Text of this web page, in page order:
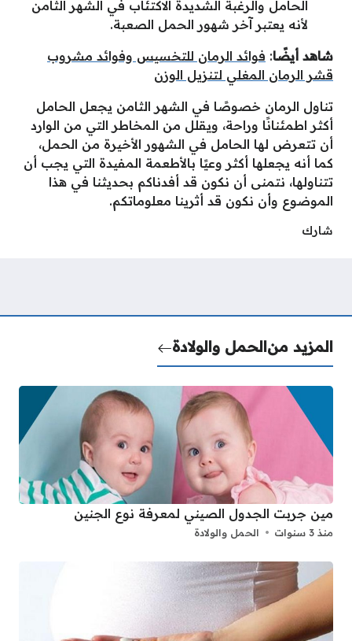
الحامل والرغبة الشديدة الاكتئاب في الشهر الثامن
لأنه يعتبر آخر شهور الحمل الصعبة.
شاهد أيضًا: فوائد الرمان للتخسيس وفوائد مشروب
قشر الرمان المغلي لتنزيل الوزن
تناول الرمان خصوصًا في الشهر الثامن يجعل الحامل
أكثر اطمئنانًا وراحة، ويقلل من المخاطر التي من الوارد
أن تتعرض لها الحامل في الشهور الأخيرة من الحمل،
كما أنه يجعلها أكثر وعيًا بالأطعمة المفيدة التي يجب أن
تتناولها، نتمنى أن نكون قد أفدناكم بحديثنا في هذا
الموضوع وأن نكون قد أثرينا معلوماتكم.
شارك
المزيد منالحمل والولادة
مين جربت الجدول الصيني لمعرفة نوع الجنين
منذ 3 سنوات الحمل والولادة